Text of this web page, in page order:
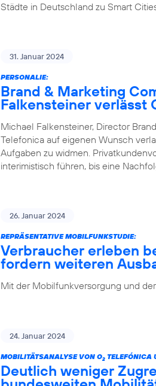
Städte in Deutschland zu Smart
31. Januar 2024
PERSONALIE:
Brand & Marketing
Falkensteiner verlässt
Michael Falkensteiner, Director
Telefonica auf eigenen Wunsch
Aufgaben zu widmen.
interimistisch führen, bis eine
26. Januar 2024
REPRÄSENTATIVE MOBILFUNKSTUDIE:
Verbraucher erleben
fordern weiteren
Mit der Mobilfunkversorgung und
24. Januar 2024
MOBILITÄTSANALYSE VON O2 TELEFÓNICA
Deutlich weniger